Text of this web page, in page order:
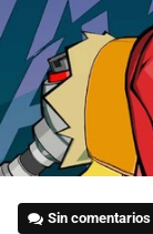
Sin comentarios